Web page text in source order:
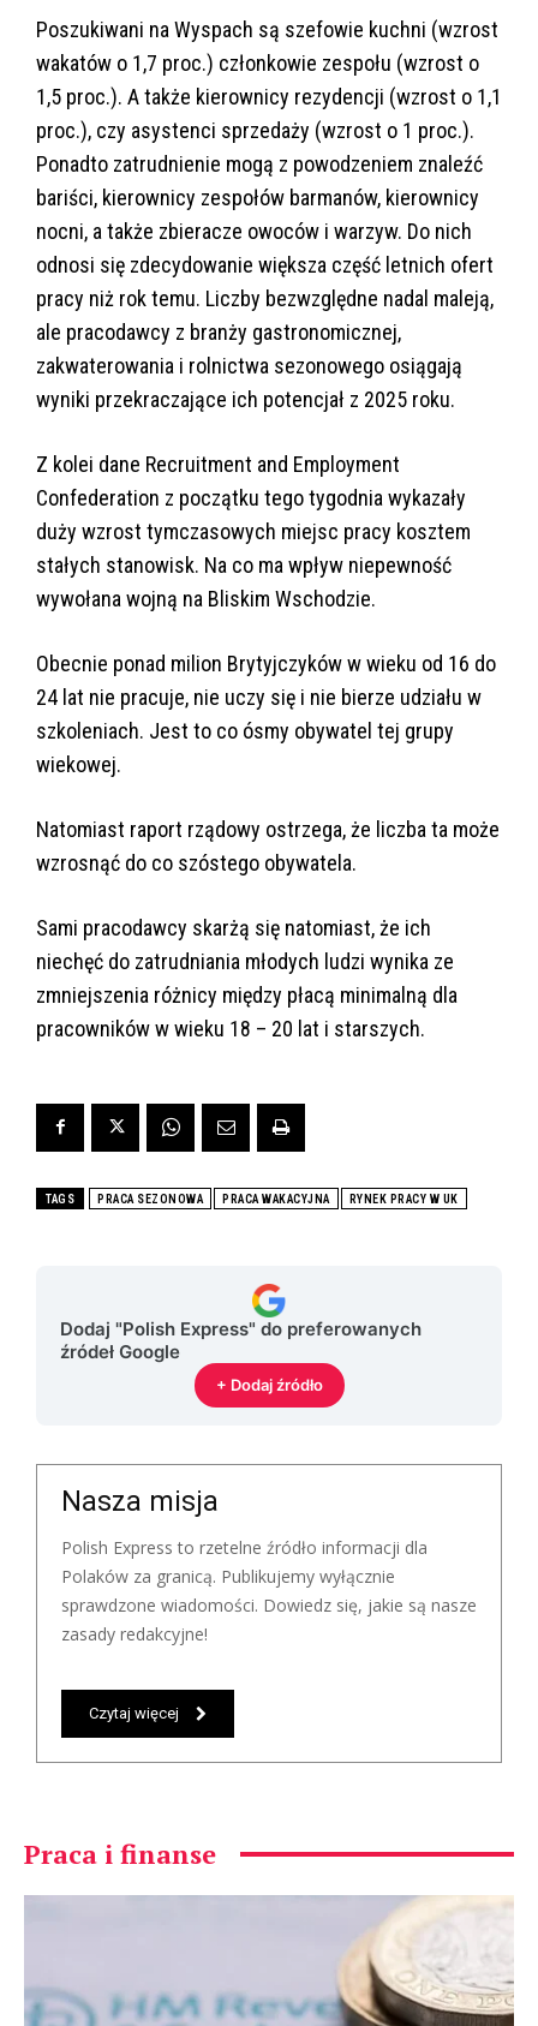
Poszukiwani na Wyspach są szefowie kuchni (wzrost
wakatów o 1,7 proc.) członkowie zespołu (wzrost o
1,5 proc.). A także kierownicy rezydencji (wzrost o 1,1
proc.), czy asystenci sprzedaży (wzrost o 1 proc.).
Ponadto zatrudnienie mogą z powodzeniem znaleźć
bariści, kierownicy zespołów barmanów, kierownicy
nocni, a także zbieracze owoców i warzyw. Do nich
odnosi się zdecydowanie większa część letnich ofert
pracy niż rok temu. Liczby bezwzględne nadal maleją,
ale pracodawcy z branży gastronomicznej,
zakwaterowania i rolnictwa sezonowego osiągają
wyniki przekraczające ich potencjał z 2025 roku.
Z kolei dane Recruitment and Employment
Confederation z początku tego tygodnia wykazały
duży wzrost tymczasowych miejsc pracy kosztem
stałych stanowisk. Na co ma wpływ niepewność
wywołana wojną na Bliskim Wschodzie.
Obecnie ponad milion Brytyjczyków w wieku od 16 do
24 lat nie pracuje, nie uczy się i nie bierze udziału w
szkoleniach. Jest to co ósmy obywatel tej grupy
wiekowej.
Natomiast raport rządowy ostrzega, że liczba ta może
wzrosnąć do co szóstego obywatela.
Sami pracodawcy skarżą się natomiast, że ich
niechęć do zatrudniania młodych ludzi wynika ze
zmniejszenia różnicy między płacą minimalną dla
pracowników w wieku 18 – 20 lat i starszych.
TAGS PRACA SEZONOWA PRACA WAKACYJNA RYNEK PRACY W UK
Dodaj "Polish Express" do preferowanych
źródeł Google
+ Dodaj źródło
Nasza misja
Polish Express to rzetelne źródło informacji dla
Polaków za granicą. Publikujemy wyłącznie
sprawdzone wiadomości. Dowiedz się, jakie są nasze
zasady redakcyjne!
Czytaj więcej
Praca i finanse